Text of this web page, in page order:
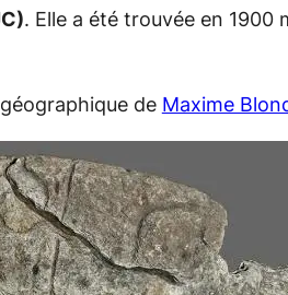
. Elle a été trouvée en 1900
de Maxime